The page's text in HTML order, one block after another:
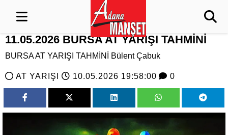
11.05.2026 BURSA AT YARIŞI TAHMİNİ
BURSA AT YARIŞI TAHMİNİ Bülent Çabuk
AT YARIŞI 10.05.2026 19:58:00 0